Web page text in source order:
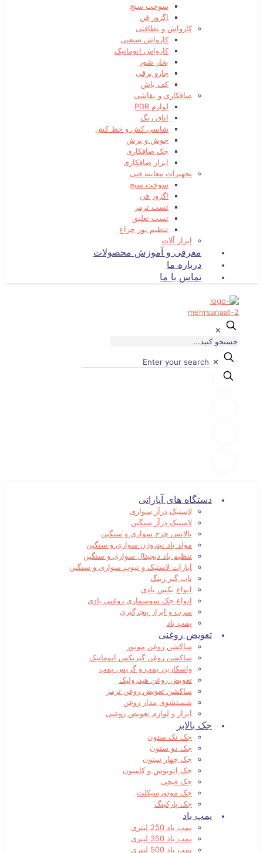
سوخت سنج
اگزوز فن
کارواش و نظافتی
کارواش صنعتی
کارواش اتوماتیک
بخار شور
جارو برقی
کف پاش
صافکاری و نقاشی
لوازم PDR
اتاق رنگ
شاسی کش و خط کش
جوش و برش
جک صافکاری
ابزار صافکاری
تجهیزات معاینه فنی
سوخت سنج
اگزوز فن
تست ترمز
تست تعلیق
تنظیم نور چراغ
ابزار آلات
معرفی و آموزش محصولات
درباره ما
تماس با ما
✕
✕
دستگاه های آپاراتی
لاستیک درآر سواری
لاستیک درآر سنگین
بالانس چرخ سواری و سنگین
مولد باد نیتروژن سواری و سنگین
تنظیم باد دیجیتال سواری و سنگین
آپارات لاستیک و تیوپ سواری و سنگین
تاب گیر رینگ
انواع بکس بادی
انواع جک سوسماری روغنی بادی
سرب و ابزار پنچرگیری
پمپ باد
تعویض روغنی
ساکشن روغن موتور
ساکشن روغن گیربکس اتوماتیک
واسکازین پمپ و گریس پمپ
تعویض روغن هیدرولیک
ساکشن تعویض روغن ترمز
شستشوی مدار روغن
ابزار و لوازم تعویض روغنی
جک بالابر
جک تک ستون
جک دو ستون
جک چهار ستون
جک اتوبوس و کامیون
جک قیچی
جک موتورسیکلت
جک پارکینگ
پمپ باد
پمپ باد 250 لیتری
پمپ باد 350 لیتری
پمپ باد 500 لیتری